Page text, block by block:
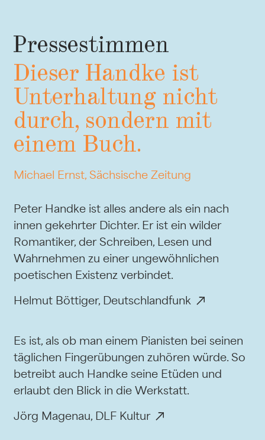
Pressestimmen
Dieser Handke ist
Unterhaltung nicht
durch, sondern mit
einem Buch.
Michael Ernst, Sächsische Zeitung
Peter Handke ist alles andere als ein nach
innen gekehrter Dichter. Er ist ein wilder
Romantiker, der Schreiben, Lesen und
Wahrnehmen zu einer ungewöhnlichen
poetischen Existenz verbindet.
Helmut Böttiger, Deutschlandfunk
Es ist, als ob man einem Pianisten bei seinen
täglichen Fingerübungen zuhören würde. So
betreibt auch Handke seine Etüden und
erlaubt den Blick in die Werkstatt.
Jörg Magenau, DLF Kultur